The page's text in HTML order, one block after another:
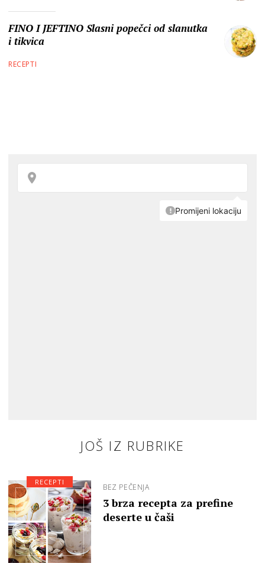
FINO I JEFTINO Slasni popečci od slanutka
i tikvica
RECEPTI
JOŠ IZ RUBRIKE
BEZ PEČENJA
3 brza recepta za prefine
deserte u čaši
RECEPTI